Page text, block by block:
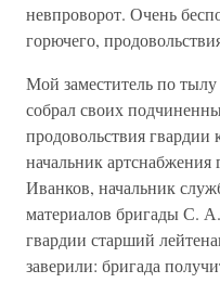
невпроворот. Очень
горючего,
Мой заместитель по
собрал своих
продовольствия
начальник
Иванков, начальник
материалов бригады С.
гвардии старший
заверили: бригада